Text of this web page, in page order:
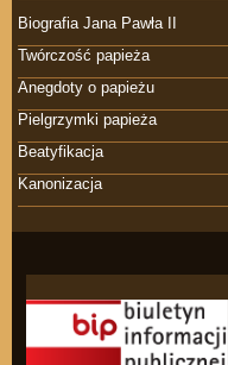
Biografia Jana Pawła II
Twórczość papieża
Anegdoty o papieżu
Pielgrzymki papieża
Beatyfikacja
Kanonizacja